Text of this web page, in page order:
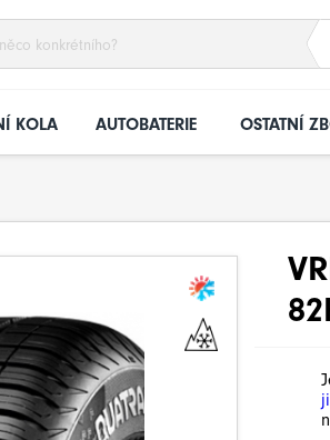
KOLA AUTOBATERIE OSTATNÍ